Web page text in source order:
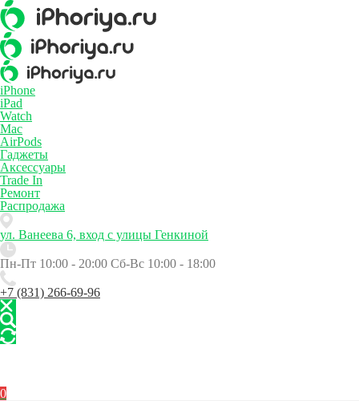
iPhone
iPad
Watch
Mac
AirPods
Гаджеты
Аксессуары
Trade In
Ремонт
Распродажа
ул. Ванеева 6, вход с улицы Генкиной
Пн-Пт 10:00 - 20:00 Сб-Вс 10:00 - 18:00
+7 (831) 266-69-96
0